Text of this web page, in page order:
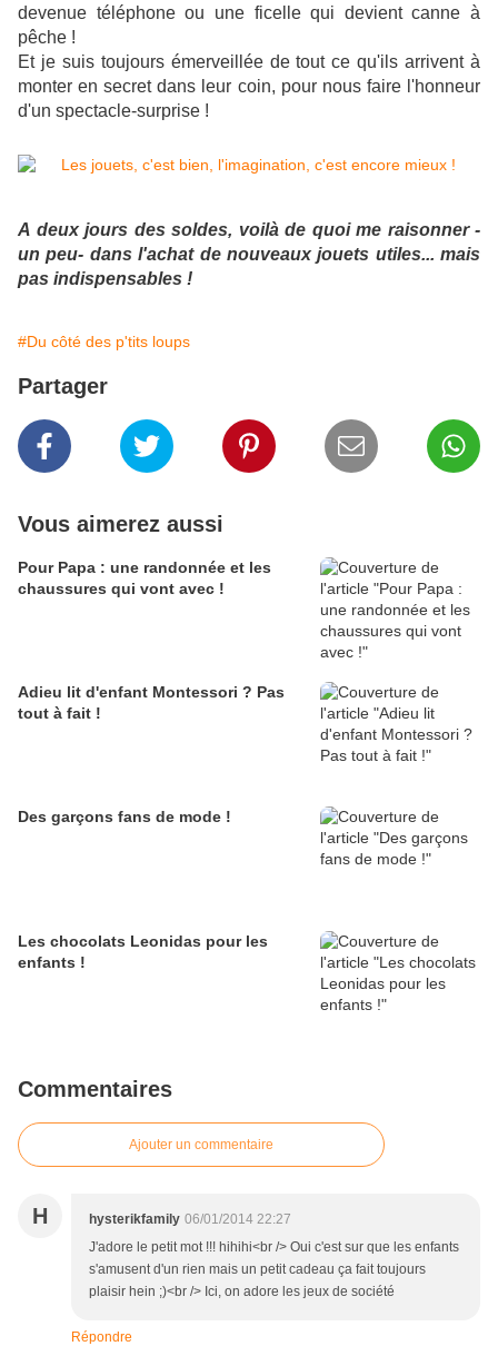
devenue téléphone ou une ficelle qui devient canne à
pêche !
Et je suis toujours émerveillée de tout ce qu'ils arrivent à
monter en secret dans leur coin, pour nous faire l'honneur
d'un spectacle-surprise !
A deux jours des soldes, voilà de quoi me raisonner -
un peu- dans l'achat de nouveaux jouets utiles... mais
pas indispensables !
#Du côté des p'tits loups
Partager
Vous aimerez aussi
Pour Papa : une randonnée et les
chaussures qui vont avec !
Adieu lit d'enfant Montessori ? Pas
tout à fait !
Des garçons fans de mode !
Les chocolats Leonidas pour les
enfants !
Commentaires
Ajouter un commentaire
H hysterikfamily 06/01/2014 22:27
J'adore le petit mot !!! hihihi<br /> Oui c'est sur que les enfants
s'amusent d'un rien mais un petit cadeau ça fait toujours
plaisir hein ;)<br /> Ici, on adore les jeux de société
Répondre